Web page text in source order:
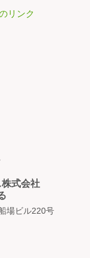
式会社
場ビル220号